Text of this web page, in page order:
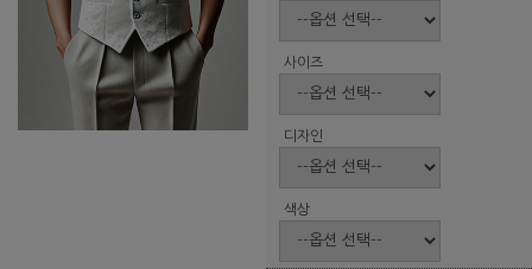
사이즈
디자인
색상